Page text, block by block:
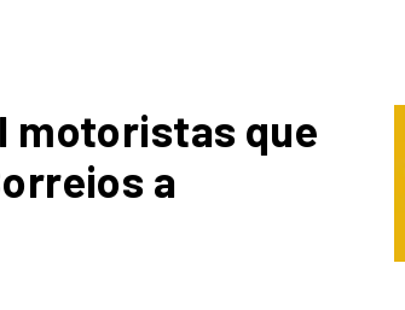
motoristas que
a